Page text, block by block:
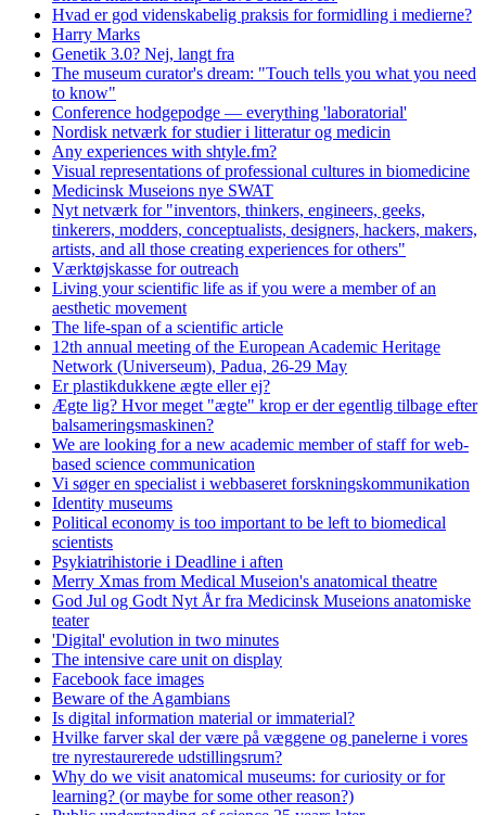
Hvad er god videnskabelig praksis for formidling i medierne?
Harry Marks
Genetik 3.0? Nej, langt fra
The museum curator's dream: "Touch tells you what you need
to know"
Conference hodgepodge — everything 'laboratorial'
Nordisk netværk for studier i litteratur og medicin
Any experiences with shtyle.fm?
Visual representations of professional cultures in biomedicine
Medicinsk Museions nye SWAT
Nyt netværk for "inventors, thinkers, engineers, geeks,
tinkerers, modders, conceptualists, designers, hackers, makers,
artists, and all those creating experiences for others"
Værktøjskasse for outreach
Living your scientific life as if you were a member of an
aesthetic movement
The life-span of a scientific article
12th annual meeting of the European Academic Heritage
Network (Universeum), Padua, 26-29 May
Er plastikdukkene ægte eller ej?
Ægte lig? Hvor meget "ægte" krop er der egentlig tilbage efter
balsameringsmaskinen?
We are looking for a new academic member of staff for web-
based science communication
Vi søger en specialist i webbaseret forskningskommunikation
Identity museums
Political economy is too important to be left to biomedical
scientists
Psykiatrihistorie i Deadline i aften
Merry Xmas from Medical Museion's anatomical theatre
God Jul og Godt Nyt År fra Medicinsk Museions anatomiske
teater
'Digital' evolution in two minutes
The intensive care unit on display
Facebook face images
Beware of the Agambians
Is digital information material or immaterial?
Hvilke farver skal der være på væggene og panelerne i vores
tre nyrestaurerede udstillingsrum?
Why do we visit anatomical museums: for curiosity or for
learning? (or maybe for some other reason?)